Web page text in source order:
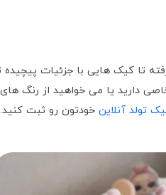
یا می خواهید از رنگ های
تولد آنلاینخودتون رو ثبت کنید.